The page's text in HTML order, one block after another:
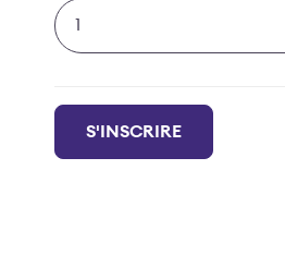
Email
Address *
S'INSCRIRE